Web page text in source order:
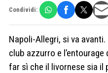
Condividi:
Napoli-Allegri, si va
club azzurro e
far sì che il livornese sia il